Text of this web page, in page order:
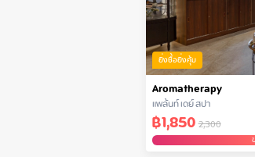
ยิ่งซื้อยิ่งคุ้ม
Aromatherapy
แพล้นท์ เดย์ สปา
฿1,8502,300